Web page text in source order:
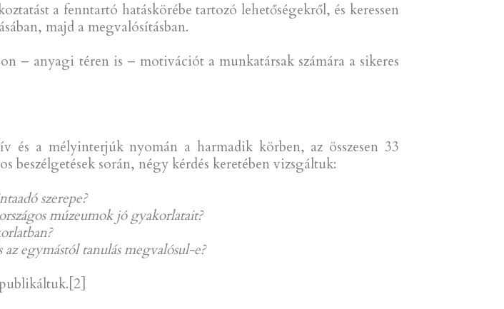
a fenntartó hatáskörébe tartozó lehetőségekről, és keressen
majd a megvalósításban.
– anyagi téren is – motivációt a munkatársak számára a sikeres
és a mélyinterjúk nyomán a harmadik körben, az összesen 33
beszélgetések során, négy kérdés keretében vizsgáltuk:
szerepe?
múzeumok jó gyakorlatait?
egymástól tanulás megvalósul-e?